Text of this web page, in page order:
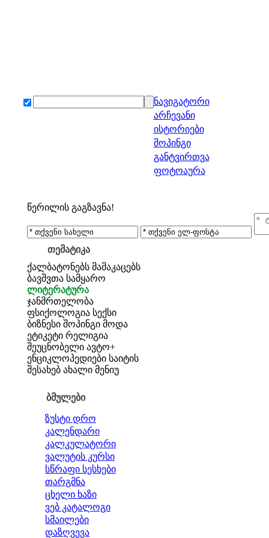
ნავიგატორი
არჩევანი
ისტორიები
შოპინგი
განტვირთვა
ფოტოაურა
წერილის გაგზავნა!
თემატიკა
ქალბატონებს მამაკაცებს
ბავშვთა სამყარო
ლიტერატურა
ჯანმრთელობა
ფსიქოლოგია სექსი
ბიზნესი შოპინგი მოდა
ეტიკეტი რელიგია
შეუცნობელი ავტო+
ენციკლოპედიები საიტის
შესახებ ახალი მენიუ
ბმულები
ზუსტი დრო
კალენდარი
კალკულატორი
ვალუტის კურსი
სწრაფი სესხები
თარგმნა
ცხელი ხაზი
ვებ კატალოგი
სმაილები
დაზღვევა